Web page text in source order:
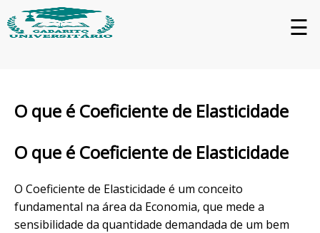
☰
O que é Coeficiente de Elasticidade
O que é Coeficiente de Elasticidade
O Coeficiente de Elasticidade é um conceito
fundamental na área da Economia, que mede a
sensibilidade da quantidade demandada de um bem